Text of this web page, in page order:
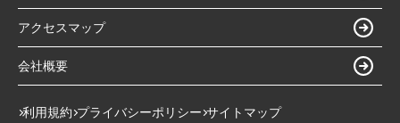
アクセスマップ
会社概要
利用規約 プライバシーポリシー サイトマップ